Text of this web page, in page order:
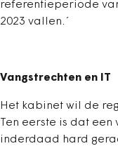
referentieperiode
2023 vallen.´
Vangstrechten en IT
Het kabinet wil de
Ten eerste is dat
inderdaad hard